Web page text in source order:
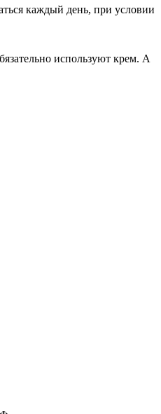
каждый день, при условии
используют крем. А